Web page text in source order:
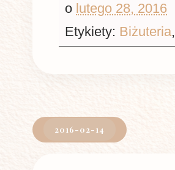
o lutego 28, 2016
Etykiety: Biżuteria,
2016-02-14